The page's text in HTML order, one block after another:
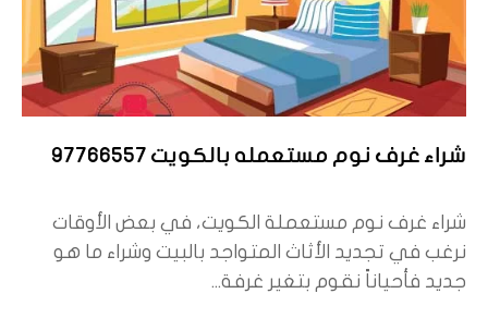
شراء غرف نوم مستعمله بالكويت 97766557
شراء غرف نوم مستعملة الكويت، في بعض الأوقات
نرغب في تجديد الأثاث المتواجد بالبيت وشراء ما هو
جديد فأحياناً نقوم بتغير غرفة...